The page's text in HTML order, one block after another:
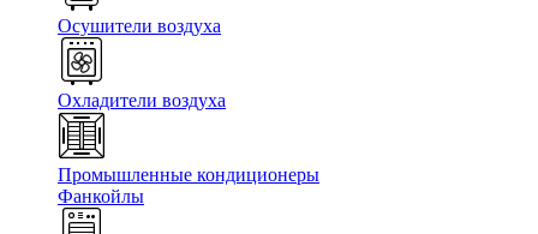
Осушители воздуха
Охладители воздуха
Промышленные кондиционеры
Фанкойлы